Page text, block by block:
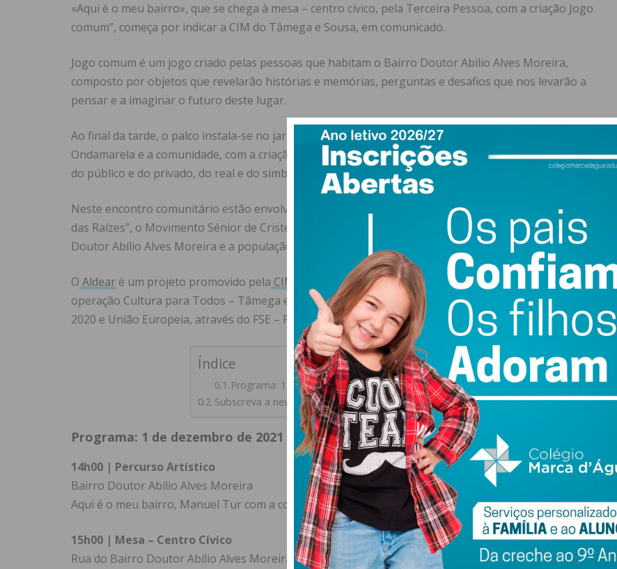
«Aqui é o meu bairro», que se chega à mesa – centro cívico, pela Terceira Pessoa, com a criação Jogo
comum”, começa por indicar a CIM do Tâmega e Sousa, em comunicado.
Jogo comum é um jogo criado pelas pessoas que habitam o Bairro Doutor Abílio Alves Moreira,
composto por objetos que revelarão histórias e memórias, perguntas e desafios que nos levarão a
pensar e a imaginar o futuro deste lugar.
Ao final da tarde, o palco instala-se no jardim do Bairro Doutor Abílio Alves Moreira para receber a
Ondamarela e a comunidade, com a criação Por fora do dentro, um momento que explora as dimensões
do público e do privado, do real e do simbólico, do nós e do outro.
Neste encontro comunitário estão envolvidos a Associação Social, Recreativa e Cultural “Ao Encontro
das Raízes”, o Movimento Sénior de Cristelos, o Movimento Sénior da Ordem, os moradores do Bairro
Doutor Abílio Alves Moreira e a população de Cristelos.
O Aldear é um projeto promovido pela CIM do Tâmega e Sousa, em parceria com seus, no âmbito da
operação Cultura para Todos – Tâmega e Sousa.O programa é cofinanciado pelo Norte 2020, Portugal
2020 e União Europeia, através do FSE – Fundo Social Europeu.
Índice
Programa: 1 de dezembro de 2021 | Lousada, Cristelos
Subscreva a newsletter do Imediato
Programa: 1 de dezembro de 2021 | Lousada, Cristelos
14h00 | Percurso Artístico
Bairro Doutor Abílio Alves Moreira
Aqui é o meu bairro, Manuel Tur com a comunidade local
15h00 | Mesa – Centro Cívico
Rua do Bairro Doutor Abílio Alves Moreira